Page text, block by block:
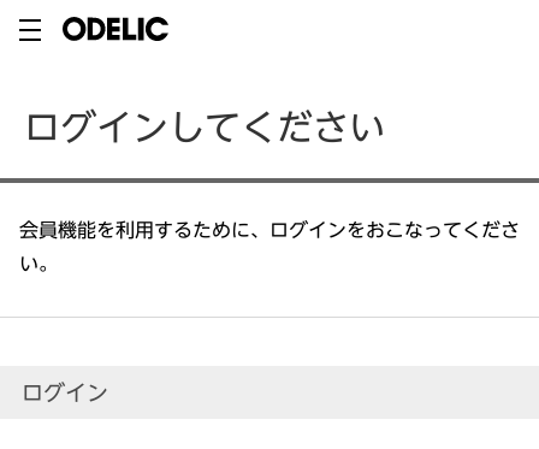
ログインしてください
会員機能を利用するために、ログインをおこなってくださ
い。
ログイン